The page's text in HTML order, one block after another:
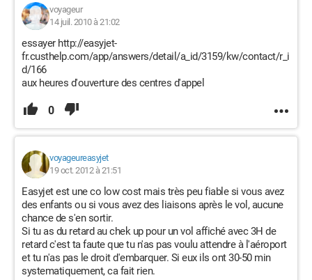
voyageur
14 juil. 2010 à 21:02
essayer http://easyjet-
fr.custhelp.com/app/answers/detail/a_id/3159/kw/contact/r_i
d/166
aux heures d'ouverture des centres d'appel
0
voyageureasyjet
19 oct. 2012 à 21:51
Easyjet est une co low cost mais très peu fiable si vous avez
des enfants ou si vous avez des liaisons après le vol, aucune
chance de s'en sortir.
Si tu as du retard au chek up pour un vol affiché avec 3H de
retard c'est ta faute que tu n'as pas voulu attendre à l'aéroport
et tu n'as pas le droit d'embarquer. Si eux ils ont 30-50 min
systematiquement, ca fait rien.